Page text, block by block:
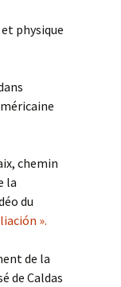
physique
chemin
la
du
».
de la
de Caldas